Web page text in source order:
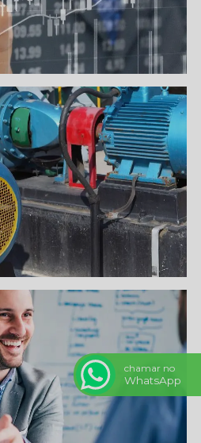
chamar no
WhatsApp